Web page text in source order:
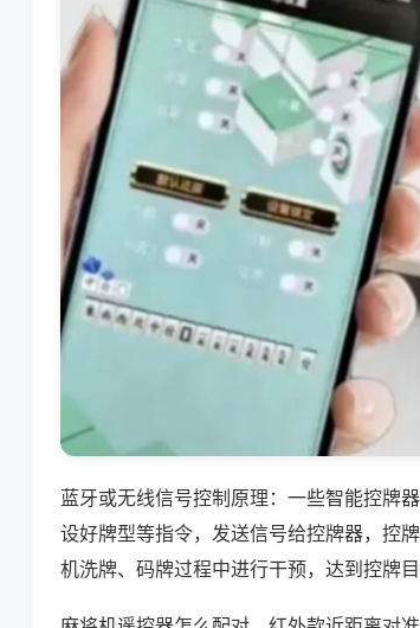
蓝牙或无线信号控制原理：一些智能控牌
设好牌型等指令，发送信号给控牌器，控
机洗牌、码牌过程中进行干预，达到控牌目